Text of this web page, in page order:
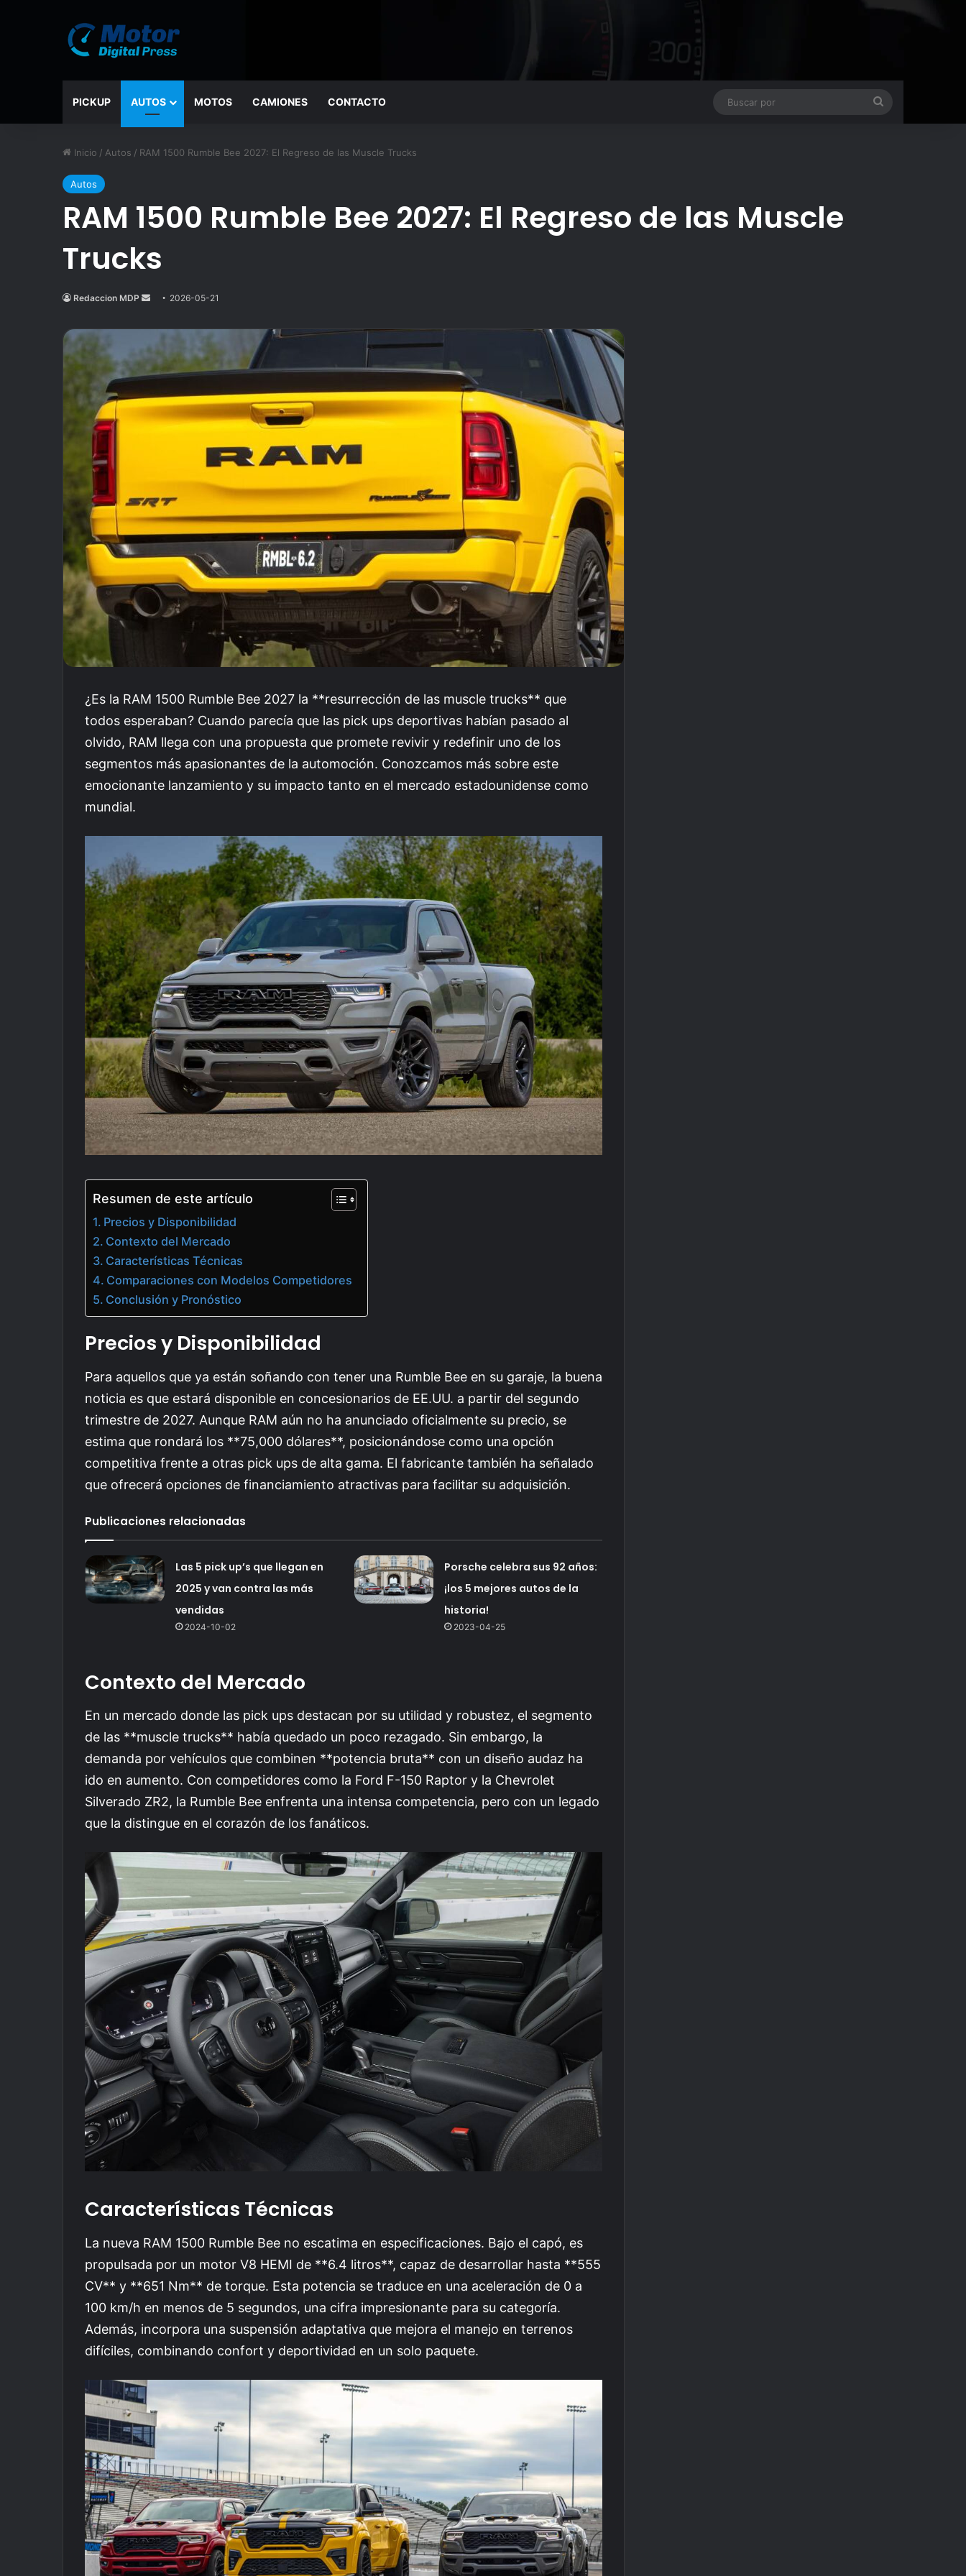
PICKUP AUTOS MOTOS CAMIONES CONTACTO
Inicio / Autos / RAM 1500 Rumble Bee 2027: El Regreso de las Muscle Trucks
Autos
RAM 1500 Rumble Bee 2027: El Regreso de las Muscle
Trucks
Redaccion MDP
Send
email
2026-05-21
¿Es la RAM 1500 Rumble Bee 2027 la **resurrección de las muscle trucks** que
todos esperaban? Cuando parecía que las pick ups deportivas habían pasado al
olvido, RAM llega con una propuesta que promete revivir y redefinir uno de los
segmentos más apasionantes de la automoción. Conozcamos más sobre este
emocionante lanzamiento y su impacto tanto en el mercado estadounidense como
mundial.
Resumen de este artículo
Precios y Disponibilidad
Contexto del Mercado
Características Técnicas
Comparaciones con Modelos Competidores
Conclusión y Pronóstico
Precios y Disponibilidad
Para aquellos que ya están soñando con tener una Rumble Bee en su garaje, la buena
noticia es que estará disponible en concesionarios de EE.UU. a partir del segundo
trimestre de 2027. Aunque RAM aún no ha anunciado oficialmente su precio, se
estima que rondará los **75,000 dólares**, posicionándose como una opción
competitiva frente a otras pick ups de alta gama. El fabricante también ha señalado
que ofrecerá opciones de financiamiento atractivas para facilitar su adquisición.
Publicaciones relacionadas
Las 5 pick up’s que llegan en
2025 y van contra las más
vendidas
2024-10-02
Porsche celebra sus 92 años:
¡los 5 mejores autos de la
historia!
2023-04-25
Contexto del Mercado
En un mercado donde las pick ups destacan por su utilidad y robustez, el segmento
de las **muscle trucks** había quedado un poco rezagado. Sin embargo, la
demanda por vehículos que combinen **potencia bruta** con un diseño audaz ha
ido en aumento. Con competidores como la Ford F-150 Raptor y la Chevrolet
Silverado ZR2, la Rumble Bee enfrenta una intensa competencia, pero con un legado
que la distingue en el corazón de los fanáticos.
Características Técnicas
La nueva RAM 1500 Rumble Bee no escatima en especificaciones. Bajo el capó, es
propulsada por un motor V8 HEMI de **6.4 litros**, capaz de desarrollar hasta **555
CV** y **651 Nm** de torque. Esta potencia se traduce en una aceleración de 0 a
100 km/h en menos de 5 segundos, una cifra impresionante para su categoría.
Además, incorpora una suspensión adaptativa que mejora el manejo en terrenos
difíciles, combinando confort y deportividad en un solo paquete.